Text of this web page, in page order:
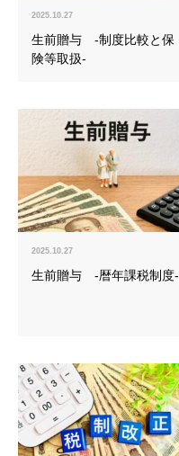
2025.10.27
生前贈与 -制度比較と保
険等取扱-
2025.10.27
生前贈与 -暦年課税制度-